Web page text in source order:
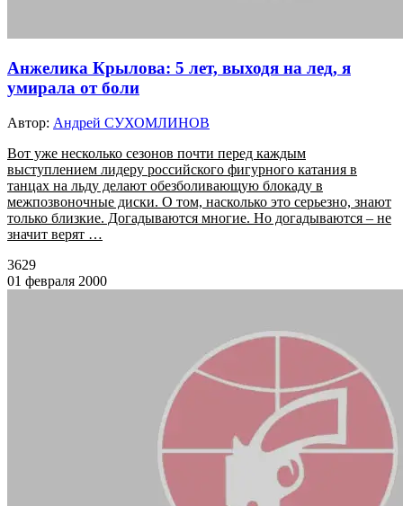
Анжелика Крылова: 5 лет, выходя на лед, я
умирала от боли
Автор: Андрей СУХОМЛИНОВ
Вот уже несколько сезонов почти перед каждым
выступлением лидеру российского фигурного катания в
танцах на льду делают обезболивающую блокаду в
межпозвоночные диски. О том, насколько это серьезно, знают
только близкие. Догадываются многие. Но догадываются – не
значит верят …
3629
01 февраля 2000